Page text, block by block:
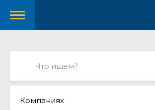
Компаниях